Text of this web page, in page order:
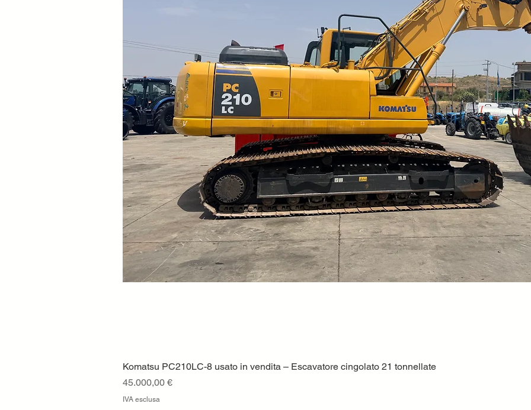
Vista rapida
Komatsu PC210LC-8 usato in vendita – Escavatore cingolato 21 tonnellate
Prezzo
45.000,00 €
IVA esclusa